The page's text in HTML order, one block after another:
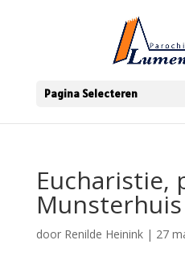
Pagina Selecteren
Eucharistie,
Munsterhuis
door Renilde Heinink| 27